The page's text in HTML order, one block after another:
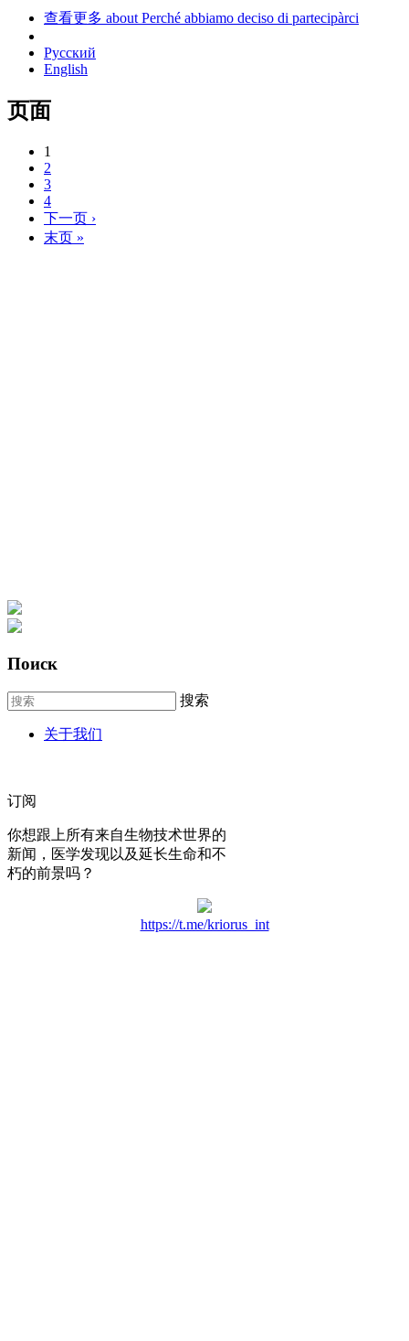
查看更多 about Perché abbiamo deciso di partecipàrci
Русский
English
页面
1
2
3
4
下一页 ›
末页 »
Поиск
搜索
关于我们
订阅
你想跟上所有来自生物技术世界的
新闻，医学发现以及延长生命和不
朽的前景吗？
https://t.me/kriorus_int